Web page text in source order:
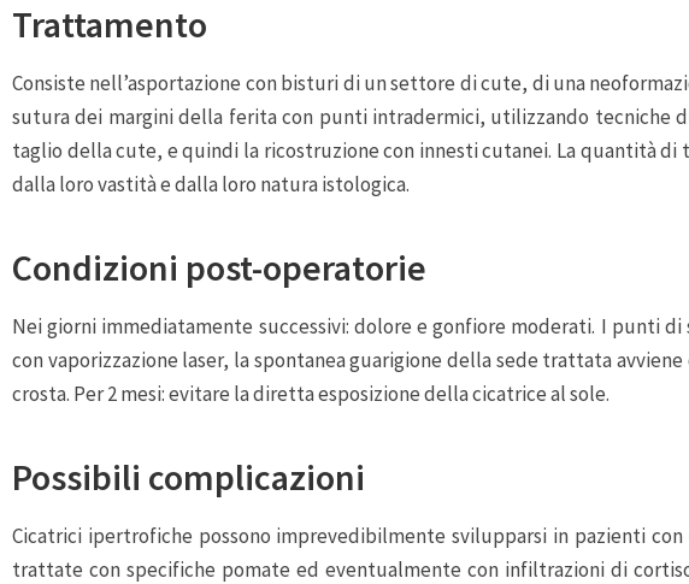
Trattamento
Consiste nell’asportazione con bisturi di un settore di cute, di una
sutura dei margini della ferita con punti intradermici, utilizzando tecniche
taglio della cute, e quindi la ricostruzione con innesti cutanei. La quantità
dalla loro vastità e dalla loro natura istologica.
Condizioni post-operatorie
Nei giorni immediatamente successivi: dolore e gonfiore moderati. I punti
con vaporizzazione laser, la spontanea guarigione della sede trattata
crosta. Per 2 mesi: evitare la diretta esposizione della cicatrice al sole.
Possibili complicazioni
Cicatrici ipertrofiche possono imprevedibilmente svilupparsi in pazienti
trattate con specifiche pomate ed eventualmente con infiltrazioni di